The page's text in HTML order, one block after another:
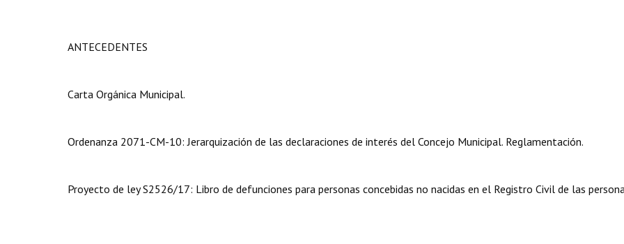
ANTECEDENTES
Carta Orgánica Municipal.
Ordenanza 2071-CM-10: Jerarquización de las declaraciones de interés del Concejo Municipal. Reglamentación.
Proyecto de ley S2526/17: Libro de defunciones para personas concebidas no nacidas en el Registro Civil de las